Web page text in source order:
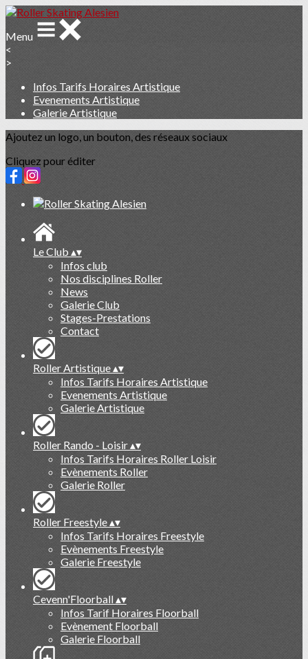
Menu
<
>
Infos Tarifs Horaires Artistique
Evenements Artistique
Galerie Artistique
Ajoutez un logo, un bouton, des réseaux sociaux
Cliquez pour éditer
Le Club▴▾
Infos club
Nos disciplines Roller
News
Galerie Club
Stages-Prestations
Contact
Roller Artistique▴▾
Infos Tarifs Horaires Artistique
Evenements Artistique
Galerie Artistique
Roller Rando - Loisir▴▾
Infos Tarifs Horaires Roller Loisir
Evènements Roller
Galerie Roller
Roller Freestyle▴▾
Infos Tarifs Horaires Freestyle
Evènements Freestyle
Galerie Freestyle
Cevenn'Floorball▴▾
Infos Tarif Horaires Floorball
Evènement Floorball
Galerie Floorball